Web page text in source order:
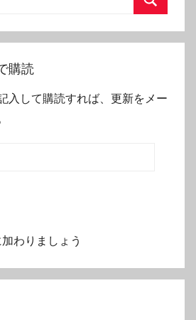
購読
入して購読すれば、更新をメー
わりましょう